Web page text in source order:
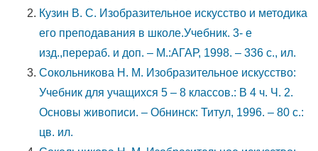
Кузин В. С. Изобразительное искусство и методика
его преподавания в школе.Учебник. 3- е
изд.,перераб. и доп. – М.:АГАР, 1998. – 336 с., ил.
Сокольникова Н. М. Изобразительное искусство:
Учебник для учащихся 5 – 8 классов.: В 4 ч. Ч. 2.
Основы живописи. – Обнинск: Титул, 1996. – 80 с.:
цв. ил.